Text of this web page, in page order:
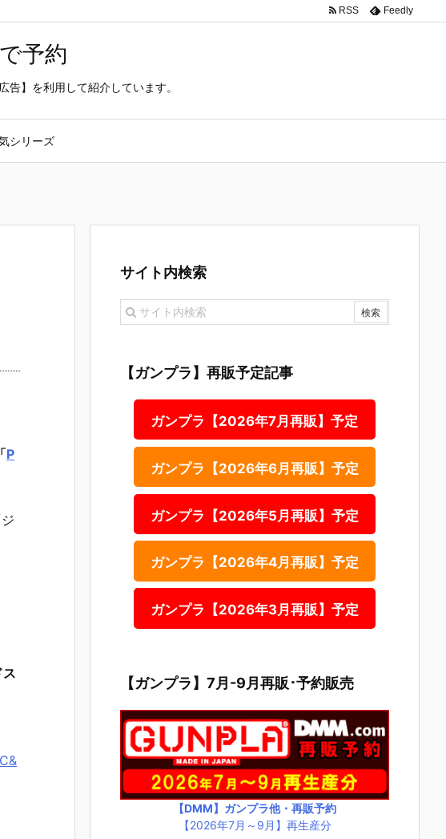
予約
】を利用して紹介しています。
シリーズ
RSS Feedly
「P
ス
サイト内検索
【ガンプラ】再販予定記事
ガンプラ【2026年7月再販】予定
ガンプラ【2026年6月再販】予定
ガンプラ【2026年5月再販】予定
ガンプラ【2026年4月再販】予定
ガンプラ【2026年3月再販】予定
【ガンプラ】7月-9月再販･予約販売
【DMM】ガンプラ他・再販予約
【2026年7月～9月】再生産分